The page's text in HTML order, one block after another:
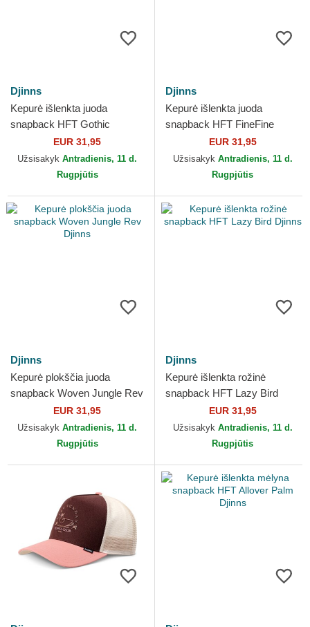
Djinns
Kepurė išlenkta juoda
snapback HFT Gothic
Freestyle Djinns
EUR 31,95
Užsisakyk Antradienis, 11 d.
Rugpjūtis
Djinns
Kepurė išlenkta juoda
snapback HFT FineFine
Mesh DjinnsEUR 31,95
Užsisakyk Antradienis, 11 d.
Rugpjūtis
Djinns
Kepurė plokščia juoda
snapback Woven Jungle Rev
EUR 31,95
Užsisakyk Antradienis, 11 d.
Rugpjūtis
Djinns
Kepurė išlenkta rožinė
snapback HFT Lazy Bird
EUR 31,95
Užsisakyk Antradienis, 11 d.
Rugpjūtis